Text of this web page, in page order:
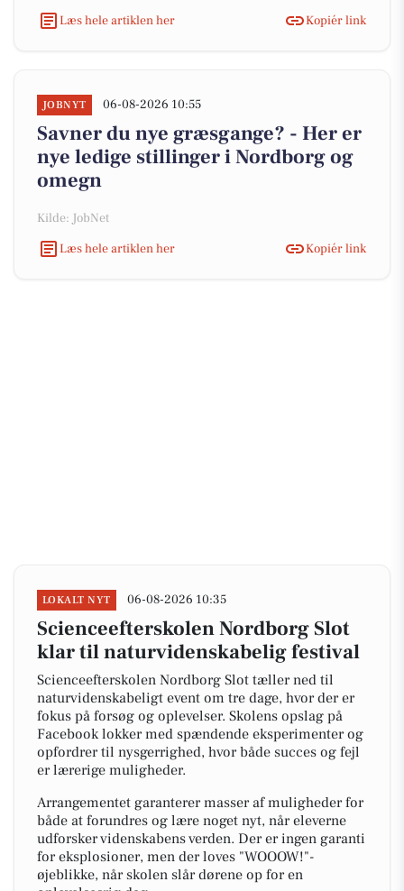
Læs hele artiklen her
Kopiér link
JOBNYT 06-08-2026 10:55
Savner du nye græsgange? - Her er
nye ledige stillinger i Nordborg og
omegn
Kilde: JobNet
Læs hele artiklen her
Kopiér link
LOKALT NYT 06-08-2026 10:35
Scienceefterskolen Nordborg Slot
klar til naturvidenskabelig festival
Scienceefterskolen Nordborg Slot tæller ned til
naturvidenskabeligt event om tre dage, hvor der er
fokus på forsøg og oplevelser. Skolens opslag på
Facebook lokker med spændende eksperimenter og
opfordrer til nysgerrighed, hvor både succes og fejl
er lærerige muligheder.
Arrangementet garanterer masser af muligheder for
både at forundres og lære noget nyt, når eleverne
udforsker videnskabens verden. Der er ingen garanti
for eksplosioner, men der loves "WOOOW!"-
øjeblikke, når skolen slår dørene op for en